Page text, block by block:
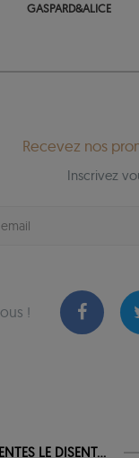
GASPARD&ALICE
Recevez nos
Inscrivez
!
LE DISENT...